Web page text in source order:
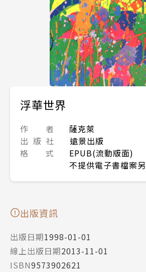
浮華世界
作 者
薩克萊
出 版 社
遠景出版
格 式
EPUB(流動版面)
不提供電子書檔案
出版資訊
出版日期1998-01-01
線上出版日期2013-11-01
ISBN9573902621